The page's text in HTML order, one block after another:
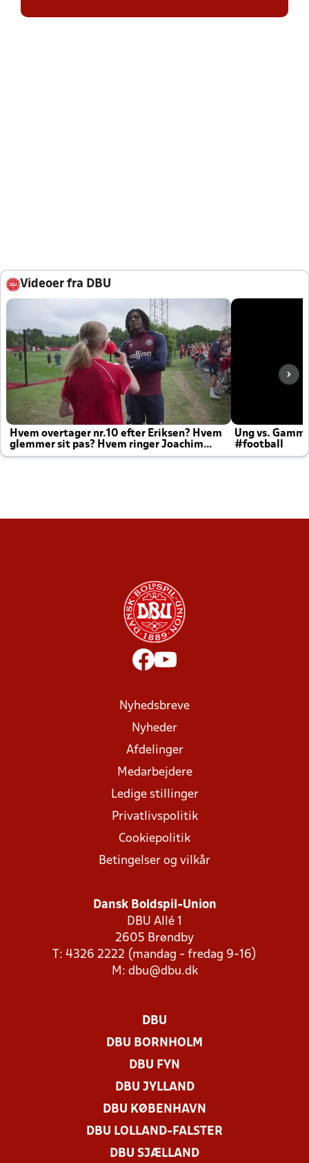
Videoer fra DBU
Hvem overtager nr.10 efter Eriksen? Hvem
glemmer sit pas? Hvem ringer Joachim
altid til efter kampe?
Ung vs.
#football
Nyhedsbreve
Nyheder
Afdelinger
Medarbejdere
Ledige stillinger
Privatlivspolitik
Cookiepolitik
Betingelser og vilkår
Dansk Boldspil-Union
DBU Allé 1
2605 Brøndby
T: 4326 2222 (mandag - fredag 9-16)
M: dbu@dbu.dk
DBU
DBU BORNHOLM
DBU FYN
DBU JYLLAND
DBU KØBENHAVN
DBU LOLLAND-FALSTER
DBU SJÆLLAND